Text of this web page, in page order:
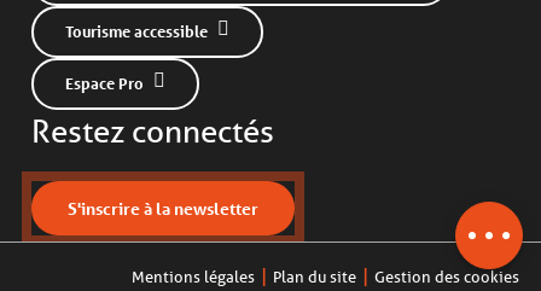
Tourisme accessible
Espace Pro
Restez connectés
S'inscrire à la newsletter
Mentions légales Plan du site Gestion des cookies